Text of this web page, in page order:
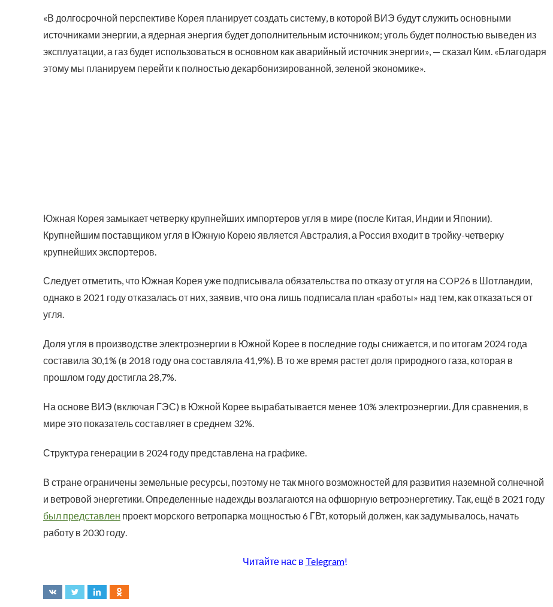
«В долгосрочной перспективе Корея планирует создать систему, в которой ВИЭ будут служить основными
источниками энергии, а ядерная энергия будет дополнительным источником; уголь будет полностью выведен из
эксплуатации, а газ будет использоваться в основном как аварийный источник энергии», — сказал Ким. «Благодаря
этому мы планируем перейти к полностью декарбонизированной, зеленой экономике».
Южная Корея замыкает четверку крупнейших импортеров угля в мире (после Китая, Индии и Японии).
Крупнейшим поставщиком угля в Южную Корею является Австралия, а Россия входит в тройку-четверку
крупнейших экспортеров.
Следует отметить, что Южная Корея уже подписывала обязательства по отказу от угля на COP26 в Шотландии,
однако в 2021 году отказалась от них, заявив, что она лишь подписала план «работы» над тем, как отказаться от
угля.
Доля угля в производстве электроэнергии в Южной Корее в последние годы снижается, и по итогам 2024 года
составила 30,1% (в 2018 году она составляла 41,9%). В то же время растет доля природного газа, которая в
прошлом году достигла 28,7%.
На основе ВИЭ (включая ГЭС) в Южной Корее вырабатывается менее 10% электроэнергии. Для сравнения, в
мире это показатель составляет в среднем 32%.
Структура генерации в 2024 году представлена на графике.
В стране ограничены земельные ресурсы, поэтому не так много возможностей для развития наземной солнечной
и ветровой энергетики. Определенные надежды возлагаются на офшорную ветроэнергетику. Так, ещё в 2021 году
был представлен проект морского ветропарка мощностью 6 ГВт, который должен, как задумывалось, начать
работу в 2030 году.
Читайте нас в Telegram!